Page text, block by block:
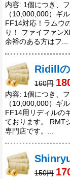
内容: 1個につき、
（10,000,000）ギ
FF14対応！ラムウ
り！ ファイファン
余裕のある方はフ...
Ridill
160円
内容: 1個につき、
（10,000,000）ギ
FF14用リディルの
ております。 RMT
専門店です。...
150円